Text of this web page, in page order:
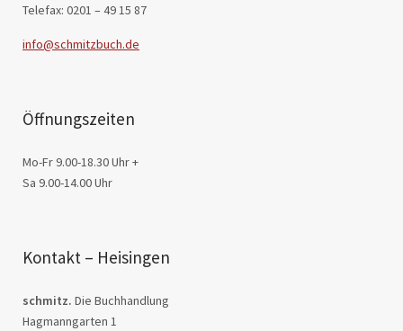
Telefax: 0201 – 49 15 87
info@schmitzbuch.de
Öffnungszeiten
Mo-Fr 9.00-18.30 Uhr +
Sa 9.00-14.00 Uhr
Kontakt – Heisingen
schmitz. Die Buchhandlung
Hagmanngarten 1